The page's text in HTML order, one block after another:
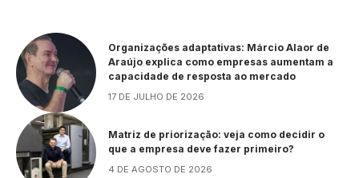
Organizações adaptativas: Márcio Alaor de
Araújo explica como empresas aumentam a
capacidade de resposta ao mercado
17 DE JULHO DE 2026
Matriz de priorização: veja como decidir o
que a empresa deve fazer primeiro?
4 DE AGOSTO DE 2026